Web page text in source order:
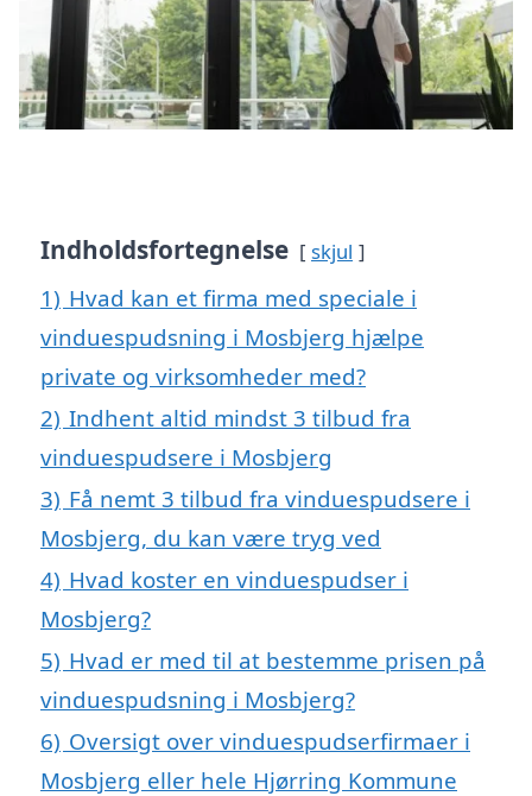
Indholdsfortegnelse skjul
1) Hvad kan et firma med speciale i
vinduespudsning i Mosbjerg hjælpe
private og virksomheder med?
2) Indhent altid mindst 3 tilbud fra
vinduespudsere i Mosbjerg
3) Få nemt 3 tilbud fra vinduespudsere i
Mosbjerg, du kan være tryg ved
4) Hvad koster en vinduespudser i
Mosbjerg?
5) Hvad er med til at bestemme prisen på
vinduespudsning i Mosbjerg?
6) Oversigt over vinduespudserfirmaer i
Mosbjerg eller hele Hjørring Kommune